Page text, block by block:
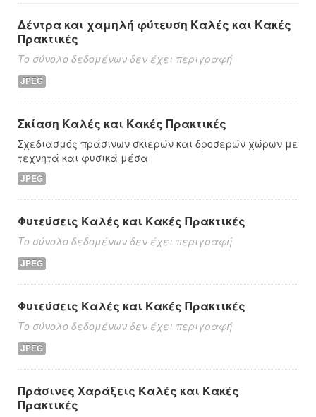
Δέντρα και χαμηλή φύτευση Καλές και Κακές
Πρακτικές
Το σύνολο δεδομένων δεν έχει περιγραφή
JPEG
Σκίαση Καλές και Κακές Πρακτικές
Σχεδιασμός πράσινων σκιερών και δροσερών χώρων με
τεχνητά και φυσικά μέσα
JPEG
Φυτεύσεις Καλές και Κακές Πρακτικές
Το σύνολο δεδομένων δεν έχει περιγραφή
JPEG
Φυτεύσεις Καλές και Κακές Πρακτικές
Το σύνολο δεδομένων δεν έχει περιγραφή
JPEG
Πράσινες Χαράξεις Καλές και Κακές
Πρακτικές